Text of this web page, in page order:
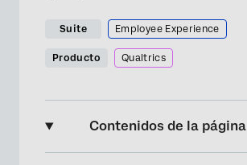
Suite Employee Experience
Producto Qualtrics
Contenidos de la página